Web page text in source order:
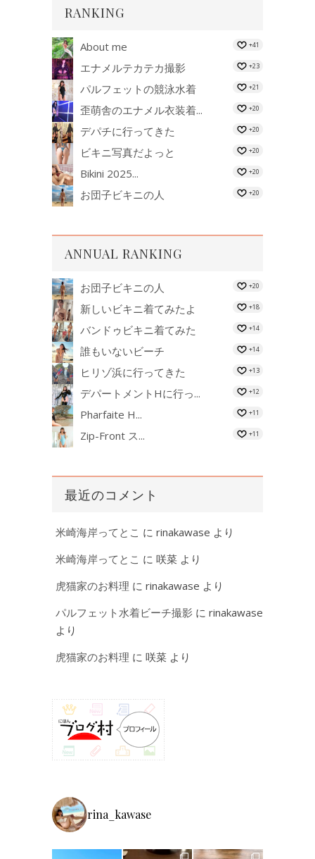
RANKING
About me +41
エナメルテカテカ撮影 +23
パルフェットの競泳水着 +21
歪萌舎のエナメル衣装着... +20
デパチに行ってきた +20
ビキニ写真だよっと +20
Bikini 2025... +20
お団子ビキニの人 +20
ANNUAL RANKING
お団子ビキニの人 +20
新しいビキニ着てみたよ +18
バンドゥビキニ着てみた +14
誰もいないビーチ +14
ヒリゾ浜に行ってきた +13
デパートメントHに行っ... +12
Pharfaite H... +11
Zip-Front ス... +11
最近のコメント
米崎海岸ってとこ に rinakawase より
米崎海岸ってとこ に 咲菜 より
虎猫家のお料理 に rinakawase より
パルフェット水着ビーチ撮影 に rinakawase
より
虎猫家のお料理 に 咲菜 より
rina_kawase